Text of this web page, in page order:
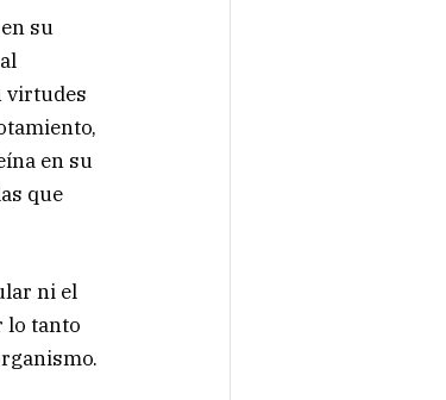
su
virtudes
en su
que
ni el
lo tanto